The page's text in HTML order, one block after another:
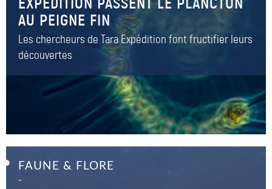
AU PEIGNE FIN
Les chercheurs de Tara Expédition font fructifier leurs
découvertes
FAUNE & FLORE
–